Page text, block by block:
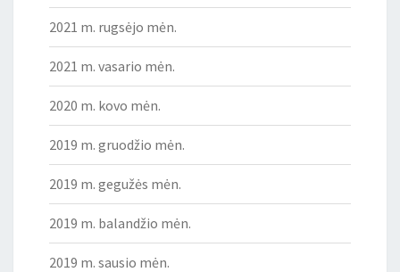
2021 m. rugsėjo mėn.
2021 m. vasario mėn.
2020 m. kovo mėn.
2019 m. gruodžio mėn.
2019 m. gegužės mėn.
2019 m. balandžio mėn.
2019 m. sausio mėn.